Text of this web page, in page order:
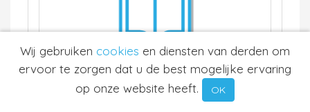
Minibieb de Boerderie
Wij gebruiken cookies en diensten van derden om
ervoor te zorgen dat u de best mogelijke ervaring
op onze website heeft.
OK